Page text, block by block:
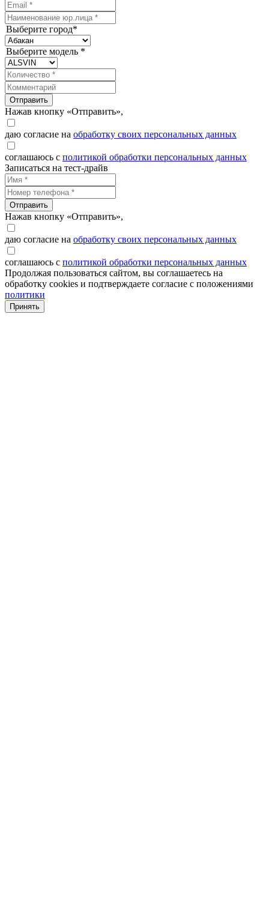
Выберите город*
Выберите модель *
Отправить
Нажав кнопку «Отправить»,
даю согласие на обработку своих персональных данных
соглашаюсь с политикой обработки персональных данных
Записаться на тест-драйв
Отправить
Нажав кнопку «Отправить»,
даю согласие на обработку своих персональных данных
соглашаюсь с политикой обработки персональных данных
Продолжая пользоваться сайтом, вы соглашаетесь на
обработку cookies и подтверждаете согласие с положениями
политики
Принять